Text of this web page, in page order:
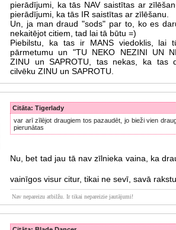
pierādījumi, ka tās NAV saistītas ar
pierādījumi, ka tās IR saistītas ar zīlēšanu.
Un, ja man draud "sods" par to, ko es
nekaitējot citiem, tad lai tā būtu =)
Piebilstu, ka tas ir MANS viedoklis, lai
pārmetumu un "TU NEKO NEZINI UN
ZINU un SAPROTU, tas nekas, ka tas
cilvēku ZINU un SAPROTU.
Citāta: Tigerlady
var arī zīlējot draugiem tos pazaudēt, jo bieži vien
pierunātas
Nu, bet tad jau tā nav zīlnieka vaina, ka
vainīgos visur citur, tikai ne sevī, savā
Nav nepareizu atbilžu. Ir tikai nepareizie jautājumi!